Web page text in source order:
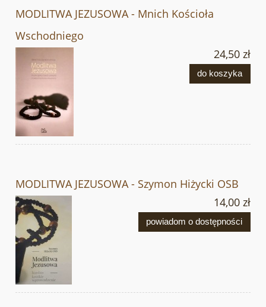
MODLITWA JEZUSOWA - Mnich Kościoła
Wschodniego
24,50 zł
do koszyka
MODLITWA JEZUSOWA - Szymon Hiżycki OSB
14,00 zł
powiadom o dostępności